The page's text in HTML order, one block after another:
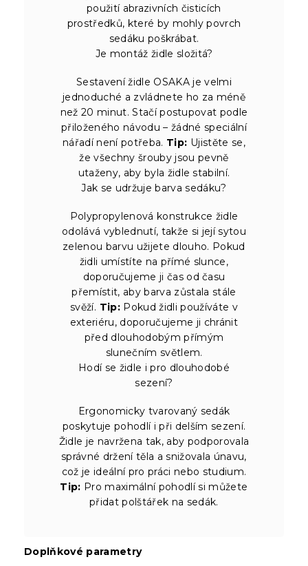
použití abrazivních čisticích
prostředků, které by mohly povrch
sedáku poškrábat.
Je montáž židle složitá?
Sestavení židle OSAKA je velmi
jednoduché a zvládnete ho za méně
než 20 minut. Stačí postupovat podle
přiloženého návodu – žádné speciální
nářadí není potřeba. Tip: Ujistěte se,
že všechny šrouby jsou pevně
utaženy, aby byla židle stabilní.
Jak se udržuje barva sedáku?
Polypropylenová konstrukce židle
odolává vyblednutí, takže si její sytou
zelenou barvu užijete dlouho. Pokud
židli umístíte na přímé slunce,
doporučujeme ji čas od času
přemístit, aby barva zůstala stále
svěží. Tip:Pokud židli používáte v
exteriéru, doporučujeme ji chránit
před dlouhodobým přímým
slunečním světlem.
Hodí se židle i pro dlouhodobé
sezení?
Ergonomicky tvarovaný sedák
poskytuje pohodlí i při delším sezení.
Židle je navržena tak, aby podporovala
správné držení těla a snižovala únavu,
což je ideální pro práci nebo studium.
Tip: Pro maximální pohodlí si můžete
přidat polštářek na sedák.
Doplňkové parametry